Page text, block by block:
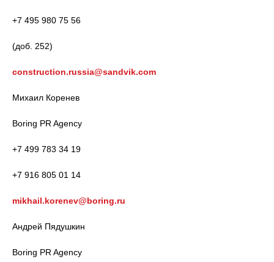
+7 495 980 75 56
(доб. 252)
construction.russia@sandvik.com
Михаил Коренев
Boring PR Agency
+7 499 783 34 19
+7 916 805 01 14
mikhail.korenev@boring.ru
Андрей Пядушкин
Boring PR Agency